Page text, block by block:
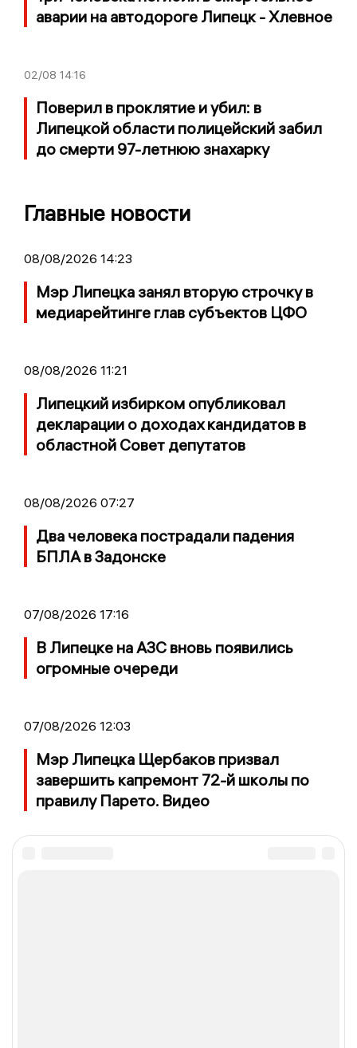
аварии на автодороге Липецк - Хлевное
02/08 14:16
Поверил в проклятие и убил: в
Липецкой области полицейский забил
до смерти 97-летнюю знахарку
Главные новости
08/08/2026 14:23
Мэр Липецка занял вторую строчку в
медиарейтинге глав субъектов ЦФО
08/08/2026 11:21
Липецкий избирком опубликовал
декларации о доходах кандидатов в
областной Совет депутатов
08/08/2026 07:27
Два человека пострадали падения
БПЛА в Задонске
07/08/2026 17:16
В Липецке на АЗС вновь появились
огромные очереди
07/08/2026 12:03
Мэр Липецка Щербаков призвал
завершить капремонт 72-й школы по
правилу Парето. Видео